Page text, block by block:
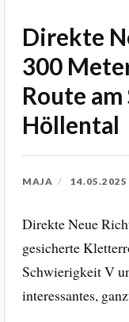
Direkte
300
Route
Höllental
MAJA 14.05.2025
Direkte Neue
gesicherte
Schwierigkeit V
interessantes,